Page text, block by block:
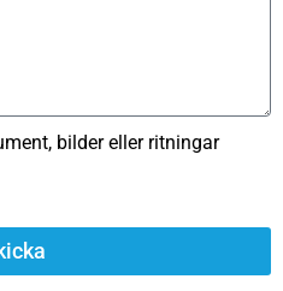
bilder eller ritningar